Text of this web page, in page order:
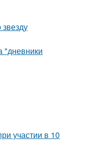
"дневники
участии в 10